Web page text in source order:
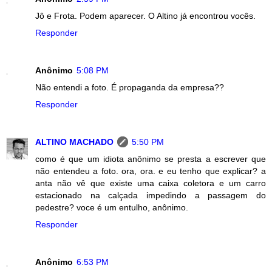
Jô e Frota. Podem aparecer. O Altino já encontrou vocês.
Responder
Anônimo 5:08 PM
Não entendi a foto. É propaganda da empresa??
Responder
ALTINO MACHADO
5:50 PM
como é que um idiota anônimo se presta a escrever que
não entendeu a foto. ora, ora. e eu tenho que explicar? a
anta não vê que existe uma caixa coletora e um carro
estacionado na calçada impedindo a passagem do
pedestre? voce é um entulho, anônimo.
Responder
Anônimo 6:53 PM